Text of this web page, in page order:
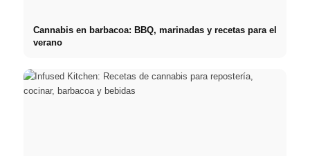
Cannabis en barbacoa: BBQ, marinadas y recetas para el
verano